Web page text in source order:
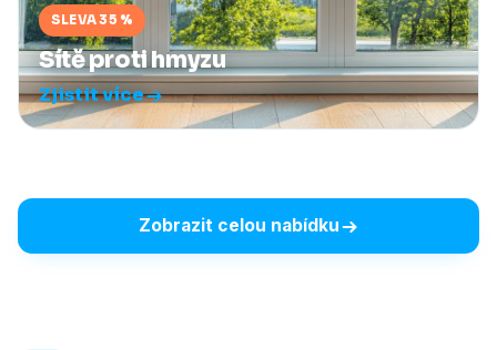
SLEVA 35 %
Sítě proti hmyzu
Zjistit více
Zobrazit celou nabídku